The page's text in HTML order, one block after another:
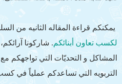
يمكنكم قراءة المقاله الثانيه من
لكسب تعاون أبنائكم. شاركونا
المشاكل و التحديّات التي تواجهكم
التربويه التي تساعدكم عملياً في